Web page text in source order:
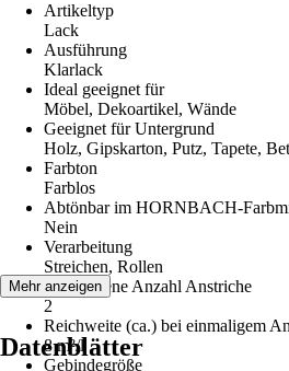
Artikeltyp
Lack
Ausführung
Klarlack
Ideal geeignet für
Möbel, Dekoartikel, Wände
Geeignet für Untergrund
Holz, Gipskarton, Putz, Tapete,
Farbton
Farblos
Abtönbar im HORNBACH-
Nein
Verarbeitung
Streichen, Rollen
Empfohlene Anzahl Anstriche
2
Reichweite (ca.) bei einmaligem
8 m²/l
Gebindegröße
Mehr anzeigen
Datenblätter